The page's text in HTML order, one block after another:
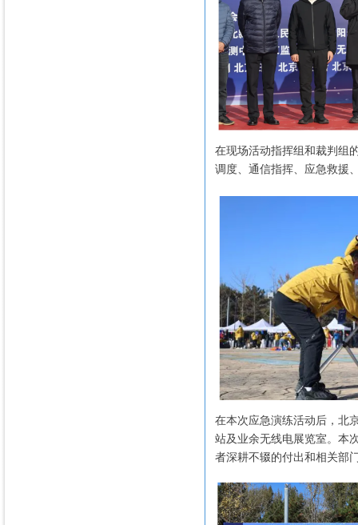
在现场活动指挥组和裁判组
调度、通信指挥、应急救援
在本次应急演练活动后，北
站及业余无线电展览室。本
者深耕不辍的付出和相关部